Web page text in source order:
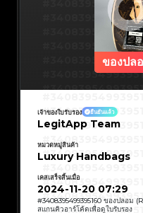
ของปล
เจ้าของใบรับรอง ยืนยันแล้ว
LegitApp Team
หมวดหมู่สินค้า
Luxury Handbags
เคสเสร็จสิ้นเมื่อ
2024-11-20 07:29
#3408395499395160 ของปลอม
สแกนคิวอาร์โค้ดเพื่อดูใบรับรอง